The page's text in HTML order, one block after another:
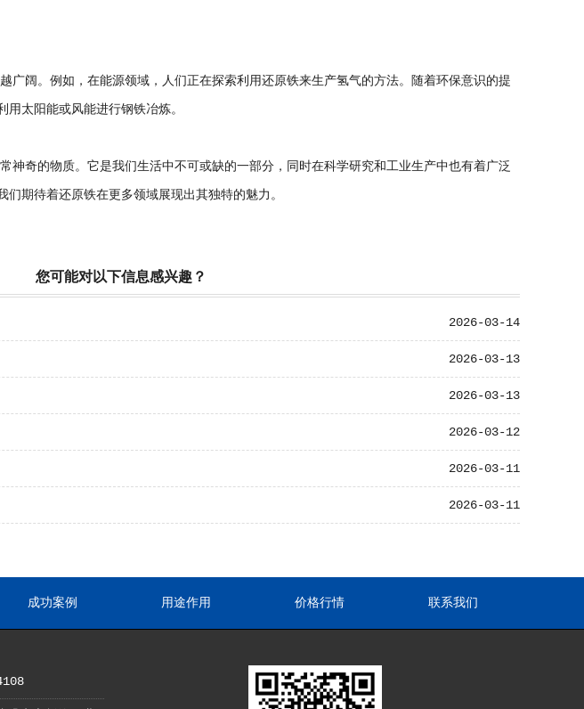
阔。例如，在能源领域，人们正在探索利用还原铁来生产氢气的方法。随着环保意识的提
太阳能或风能进行钢铁冶炼。
奇的物质。它是我们生活中不可或缺的一部分，同时在科学研究和工业生产中也有着广泛
期待着还原铁在更多领域展现出其独特的魅力。
您可能对以下信息感兴趣？
2026-03-14
2026-03-13
2026-03-13
2026-03-12
2026-03-11
2026-03-11
成功案例 用途作用 价格行情 联系我们